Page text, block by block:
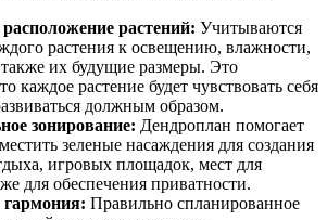
растений: Учитываются
растения к освещению, влажности,
их будущие размеры. Это
каждое растение будет чувствовать себя
должным образом.
зонирование: Дендроплан помогает
зеленые насаждения для создания
игровых площадок, мест для
для обеспечения приватности.
гармония: Правильно спланированное